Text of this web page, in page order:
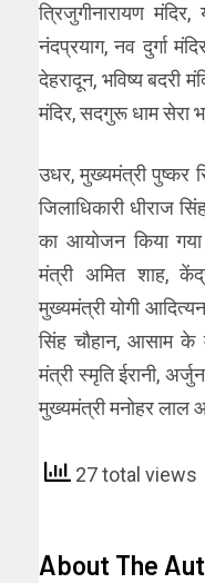
त्रिजुगीनारायण
नंदप्रयाग, नव दुर्गा
देहरादून, भविष्य बदरी
मंदिर, सदगुरू धाम सेरा
उधर, मुख्यमंत्री पुष्कर
जिलाधिकारी धीराज
का आयोजन किया
मंत्री अमित शाह,
मुख्यमंत्री योगी
सिंह चौहान, आसाम के
मंत्री स्मृति ईरानी,
मुख्यमंत्री मनोहर लाल
27 total views
About The